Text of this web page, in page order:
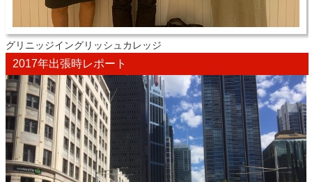
グリニッジイングリッシュカレッジ
2017年出張時レポート